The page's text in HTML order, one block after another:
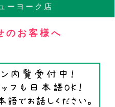
ーヨーク店
のお客様へ